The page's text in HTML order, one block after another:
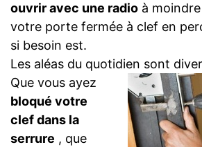
ouvrir avec une radio à
votre porte fermée à clef en
si besoin est.
Les aléas du quotidien sont
Que vous ayez
bloqué votre
clef dans la
serrure , que